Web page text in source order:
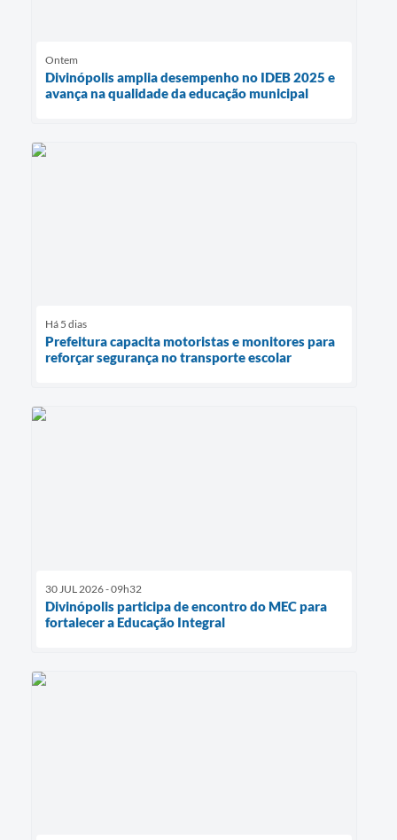
Ontem
Divinópolis amplia desempenho no IDEB 2025 e
avança na qualidade da educação municipal
Há 5 dias
Prefeitura capacita motoristas e monitores para
reforçar segurança no transporte escolar
30 JUL 2026 - 09h32
Divinópolis participa de encontro do MEC para
fortalecer a Educação Integral